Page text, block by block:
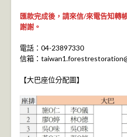
匯款完成後，請來信/來電告知轉
謝謝。
電話：04-23897330
信箱：
【大巴座位分配圖】